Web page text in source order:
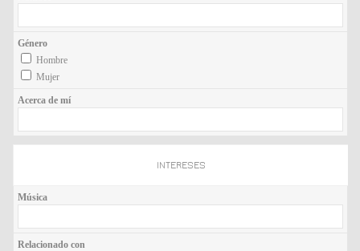
Género
Hombre
Mujer
Acerca de mí
INTERESES
Música
Relacionado con